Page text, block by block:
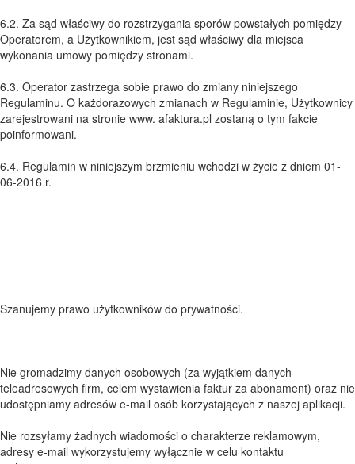
6.2. Za sąd właściwy do rozstrzygania sporów powstałych pomiędzy
Operatorem, a Użytkownikiem, jest sąd właściwy dla miejsca
wykonania umowy pomiędzy stronami.
6.3. Operator zastrzega sobie prawo do zmiany niniejszego
Regulaminu. O każdorazowych zmianach w Regulaminie, Użytkownicy
zarejestrowani na stronie www. afaktura.pl zostaną o tym fakcie
poinformowani.
6.4. Regulamin w niniejszym brzmieniu wchodzi w życie z dniem 01-
06-2016 r.
Szanujemy prawo użytkowników do prywatności.
Nie gromadzimy danych osobowych (za wyjątkiem danych
teleadresowych firm, celem wystawienia faktur za abonament) oraz nie
udostępniamy adresów e-mail osób korzystających z naszej aplikacji.
Nie rozsyłamy żadnych wiadomości o charakterze reklamowym,
adresy e-mail wykorzystujemy wyłącznie w celu kontaktu